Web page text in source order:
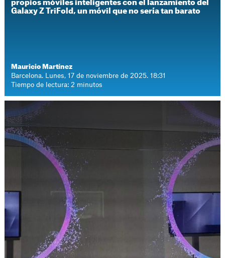
propios móviles inteligentes con el lanzamiento del
Galaxy Z TriFold, un móvil que no sería tan barato
Mauricio Martínez
Barcelona. Lunes, 17 de noviembre de 2025. 18:31
Tiempo de lectura: 2 minutos